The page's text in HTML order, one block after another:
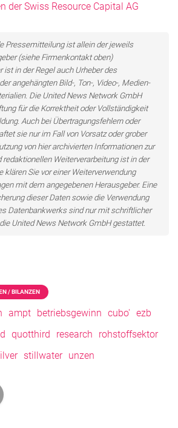
der Swiss Resource Capital AG
Pressemitteilung ist allein der jeweils
(siehe Firmenkontakt oben)
ist in der Regel auch Urheber des
angehängten Bild-, Ton-, Video-, Medien-
Die United News Network GmbH
für die Korrektheit oder Vollständigkeit
Auch bei Übertragungsfehlern oder
sie nur im Fall von Vorsatz oder grober
von hier archivierten Informationen zur
redaktionellen Weiterverarbeitung ist in der
klären Sie vor einer Weiterverwendung
mit dem angegebenen Herausgeber. Eine
dieser Daten sowie die Verwendung
Datenbankwerks sind nur mit schriftlicher
United News Network GmbH gestattet.
/ BILANZEN
ampt betriebsgewinn cubo' ezb
quotthird research
rohstoffsektor
stillwater unzen